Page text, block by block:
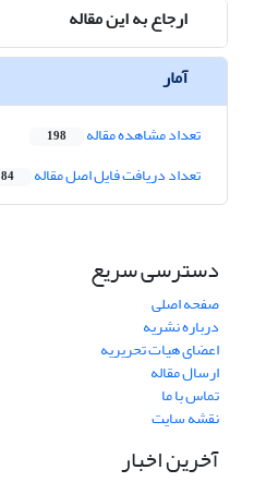
ارجاع به این مقاله
آمار
تعداد مشاهده مقاله 198
تعداد دریافت فایل اصل مقاله 84
دسترسی سریع
صفحه اصلی
درباره نشریه
اعضای هیات تحریریه
ارسال مقاله
تماس با ما
نقشه سایت
آخرین اخبار